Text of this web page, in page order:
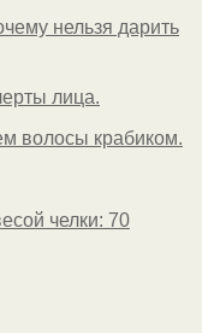
нельзя дарить
лица.
волосы крабиком.
челки: 70